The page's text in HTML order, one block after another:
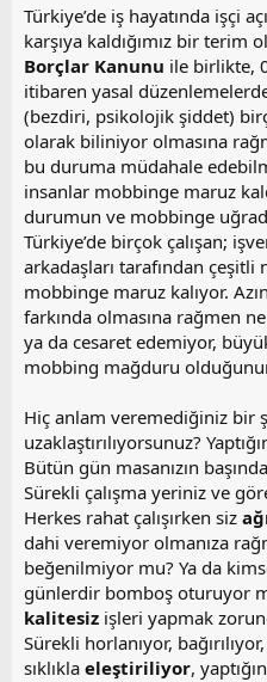
i
Türkiye’de iş hayatında işçi
karşıya kaldığımız bir terim
Borçlar Kanunu ile birlikte,
itibaren yasal
(bezdiri, psikolojik şiddet)
olarak biliniyor olmasına
bu duruma müdahale
insanlar mobbinge maruz
durumun ve mobbinge
Türkiye’de birçok çalışan;
arkadaşları tarafından çeşitli
mobbinge maruz kalıyor.
farkında olmasına rağmen
ya da cesaret edemiyor,
mobbing mağduru
Hiç anlam veremediğiniz bir
uzaklaştırılıyorsunuz?
Bütün gün masanızın başında
Sürekli çalışma yeriniz ve
Herkes rahat çalışırken siz
dahi veremiyor olmanıza
beğenilmiyor mu? Ya da
günlerdir bomboş oturuyor
kalitesiz işleri yapmak
Sürekli horlanıyor,
sıklıkla eleştiriliyor,